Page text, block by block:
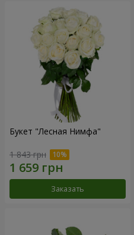
Букет "Лесная Нимфа"
1 843 грн
Заказать